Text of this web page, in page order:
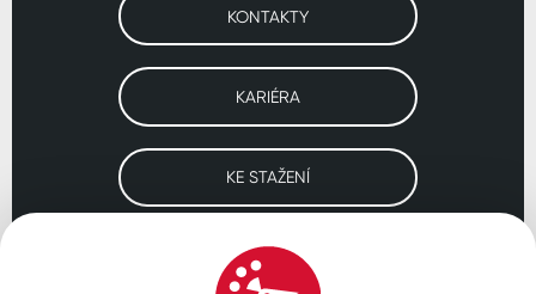
KONTAKTY
KARIÉRA
KE STAŽENÍ
Navštivte naše pobočky